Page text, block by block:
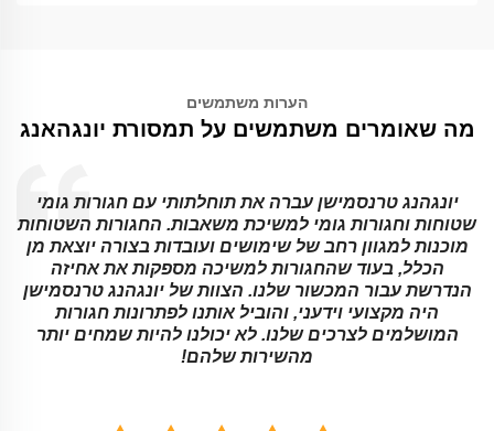
הערות משתמשים
מה שאומרים משתמשים על תמסורת יונגהאנג
יונגהנג טרנסמישן עברה את תוחלתותי עם חגורות גומי
שטוחות וחגורות גומי למשיכת משאבות. החגורות השטוחות
מוכנות למגוון רחב של שימושים ועובדות בצורה יוצאת מן
הכלל, בעוד שהחגורות למשיכה מספקות את אחיזה
הנדרשת עבור המכשור שלנו. הצוות של יונגהנג טרנסמישן
היה מקצועי וידעני, והוביל אותנו לפתרונות חגורות
המושלמים לצרכים שלנו. לא יכולנו להיות שמחים יותר
מהשירות שלהם!